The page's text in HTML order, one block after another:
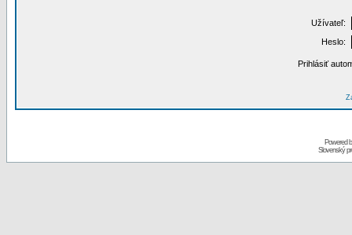
Užívateľ:
Heslo:
Prihlásiť
Powered
Slovenský